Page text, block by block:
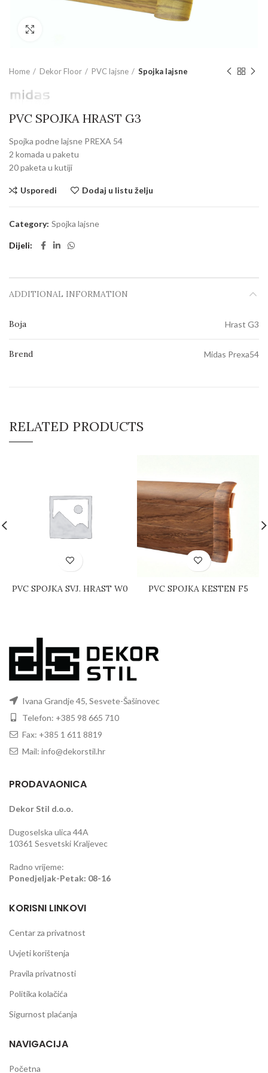
Home Dekor Floor PVC lajsne Spojka lajsne
PVC SPOJKA HRAST G3
Spojka podne lajsne PREXA 54
2 komada u paketu
20 paketa u kutiji
Usporedi Dodaj u listu želju
Category: Spojka lajsne
Dijeli
ADDITIONAL INFORMATION
Boja Hrast G3
Brend Midas Prexa54
RELATED PRODUCTS
PVC SPOJKA SVJ. HRAST W0 PVC SPOJKA KESTEN F5
Ivana Grandje 45, Sesvete-Šašinovec
Telefon: +385 98 665 710
Fax: +385 1 611 8819
Mail: info@dekorstil.hr
PRODAVAONICA
Dekor Stil d.o.o.
Dugoselska ulica 44A
10361 Sesvetski Kraljevec
Radno vrijeme:
Ponedjeljak-Petak: 08-16
KORISNI LINKOVI
Centar za privatnost
Uvjeti korištenja
Pravila privatnosti
Politika kolačića
Sigurnost plaćanja
NAVIGACIJA
Početna